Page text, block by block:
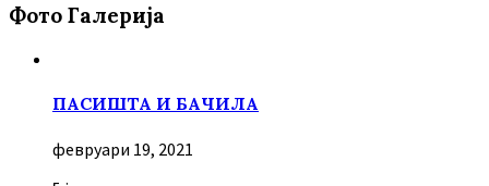
Фото Галерија
ПАСИШТА И БАЧИЛА
февруари 19, 2021